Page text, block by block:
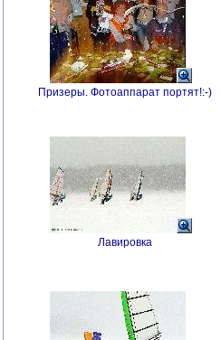
Призеры. Фотоаппарат портят!:-)
Лавировка